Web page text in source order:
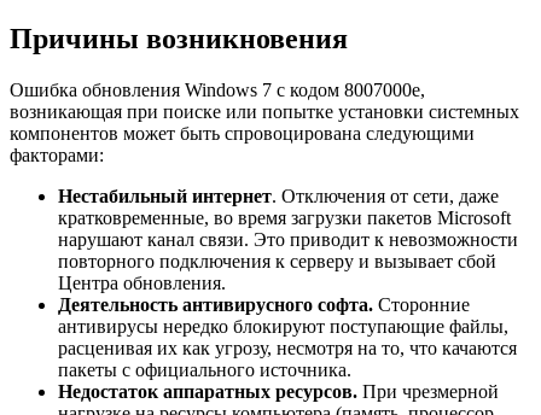
Причины возникновения
Ошибка обновления Windows 7 с кодом 8007000e,
возникающая при поиске или попытке установки системных
компонентов может быть спровоцирована следующими
факторами:
Нестабильный интернет. Отключения от сети, даже
кратковременные, во время загрузки пакетов Microsoft
нарушают канал связи. Это приводит к невозможности
повторного подключения к серверу и вызывает сбой
Центра обновления.
Деятельность антивирусного софта. Сторонние
антивирусы нередко блокируют поступающие файлы,
расценивая их как угрозу, несмотря на то, что качаются
пакеты с официального источника.
Недостаток аппаратных ресурсов. При чрезмерной